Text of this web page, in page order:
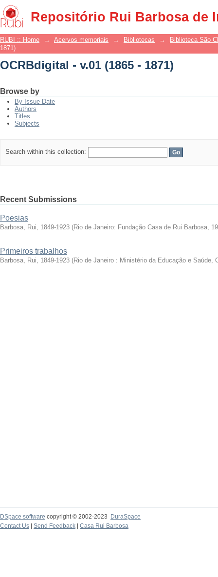
Repositório Rui Barbosa de
OCRBdigital - v.01 (1865 - 1871)
RUBI :: Home → Acervos memoriais → Bibliotecas →
Biblioteca São
1871)
OCRBdigital - v.01 (1865 - 1871)
Browse by
By Issue Date
Authors
Titles
Subjects
Search within this collection:
Recent Submissions
Poesias
Barbosa, Rui, 1849-1923 (Rio de Janeiro: Fundação Casa de Rui Barbosa,
Primeiros trabalhos
Barbosa, Rui, 1849-1923 (Rio de Janeiro : Ministério da Educação e Saúde,
DSpace software copyright © 2002-2023
DuraSpace
Contact Us
Send Feedback Casa Rui Barbosa